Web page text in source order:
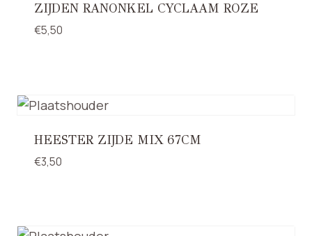
ZIJDEN RANONKEL CYCLAAM ROZE
€5,50
HEESTER ZIJDE MIX 67CM
€3,50